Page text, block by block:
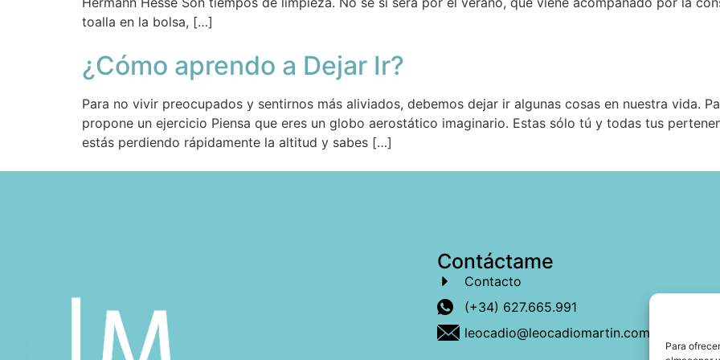
Para
toalla en la bolsa, […]
¿Cómo aprendo a Dejar Ir?
Para no vivir preocupados y sentirnos más aliviados, debemos dejar ir algunas cosas en nuestra vida.
propone un ejercicio Piensa que eres un globo aerostático imaginario. Estas sólo tú y todas tus
estás perdiendo rápidamente la altitud y sabes […]
Contáctame
Contacto
(+34) 627.665.991
leocadio@leocadiomartin.com